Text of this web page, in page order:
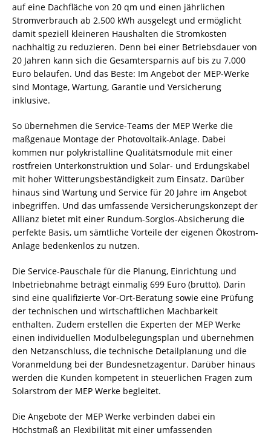
auf eine Dachfläche von 20 qm und einen jährlichen
Stromverbrauch ab 2.500 kWh ausgelegt und ermöglicht
damit speziell kleineren Haushalten die Stromkosten
nachhaltig zu reduzieren. Denn bei einer Betriebsdauer von
20 Jahren kann sich die Gesamtersparnis auf bis zu 7.000
Euro belaufen. Und das Beste: Im Angebot der MEP-Werke
sind Montage, Wartung, Garantie und Versicherung
inklusive.
So übernehmen die Service-Teams der MEP Werke die
maßgenaue Montage der Photovoltaik-Anlage. Dabei
kommen nur polykristalline Qualitätsmodule mit einer
rostfreien Unterkonstruktion und Solar- und Erdungskabel
mit hoher Witterungsbeständigkeit zum Einsatz. Darüber
hinaus sind Wartung und Service für 20 Jahre im Angebot
inbegriffen. Und das umfassende Versicherungskonzept der
Allianz bietet mit einer Rundum-Sorglos-Absicherung die
perfekte Basis, um sämtliche Vorteile der eigenen Ökostrom-
Anlage bedenkenlos zu nutzen.
Die Service-Pauschale für die Planung, Einrichtung und
Inbetriebnahme beträgt einmalig 699 Euro (brutto). Darin
sind eine qualifizierte Vor-Ort-Beratung sowie eine Prüfung
der technischen und wirtschaftlichen Machbarkeit
enthalten. Zudem erstellen die Experten der MEP Werke
einen individuellen Modulbelegungsplan und übernehmen
den Netzanschluss, die technische Detailplanung und die
Voranmeldung bei der Bundesnetzagentur. Darüber hinaus
werden die Kunden kompetent in steuerlichen Fragen zum
Solarstrom der MEP Werke begleitet.
Die Angebote der MEP Werke verbinden dabei ein
Höchstmaß an Flexibilität mit einer umfassenden